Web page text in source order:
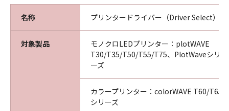
乙は第三者に対し、いかなる理由によろうとも
甲の文書による事前の承諾なくして、本製品の
全部又は一部の譲渡・販売・転貸しあるいはそ
の二次的著作物を創作・譲渡・販売・転貸する
ことはできないものとします。
乙は、自ら又は第三者を使って、本ソフトウエ
ア製品の全部又は一部の改変 、リバースエンジ
ニアリング、逆アセンブル、デコンパイル、翻
訳、翻案などを行うことは出来ません。
名称 プリンタードライバー（Driver Select）
対象製品
モノクロLEDプリンター：plotWAVE
T30/T35/T50/T55/T75、PlotWaveシリー
ーズ
カラープリンター：colorWAVE T60/T65
シリーズ